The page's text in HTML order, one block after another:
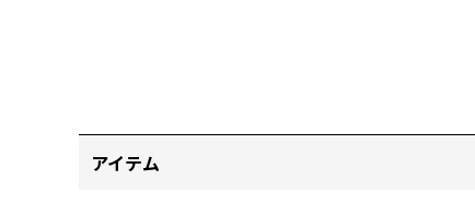
アイテム